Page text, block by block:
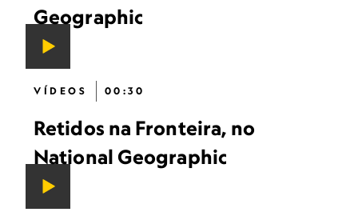
Geographic
VÍDEOS 00:30
Retidos na Fronteira, no
National Geographic